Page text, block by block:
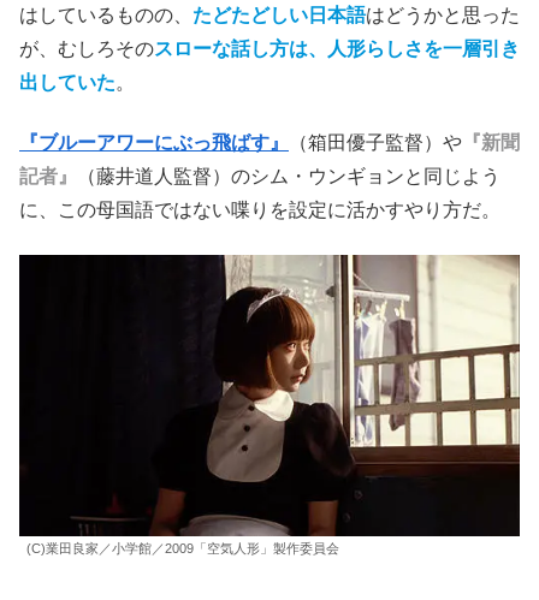
はしているものの、 たどたどしい日本語はどうかと思った
が、むしろそのスローな話し方は、人形らしさを一層引き
出していた。
『ブルーアワーにぶっ飛ばす』 （箱田優子監督）や 『新聞
記者』
（藤井道人監督）のシム・ウンギョンと同じよう
に、この母国語ではない喋りを設定に活かすやり方だ。
(C)業田良家／小学館／2009「空気人形」製作委員会